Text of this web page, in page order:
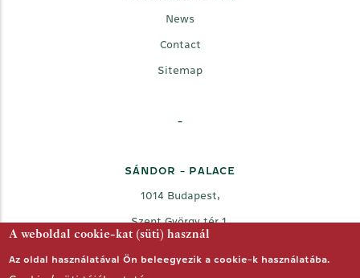
A weboldal cookie-kat (süti) használ
Az oldal használatával Ön beleegyezik a cookie-k használatába.
News
Contact
Sitemap
-
SÁNDOR - PALACE
1014 Budapest,
Szent György tér 1.